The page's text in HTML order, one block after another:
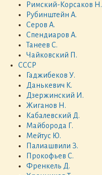
Римский-Корсаков Н.
Рубинштейн А.
Серов А.
Спендиаров А.
Танеев С.
Чайковский П.
СССР
Гаджибеков У.
Данькевич К.
Дзержинский И.
Жиганов Н.
Кабалевский Д.
Майборода Г.
Мейтус Ю.
Палиашвили З.
Прокофьев С.
Френкель Д.